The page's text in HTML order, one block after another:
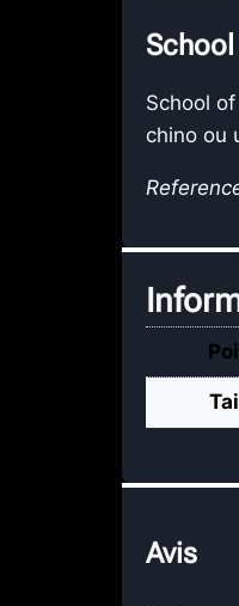
School
chino ou
Avis